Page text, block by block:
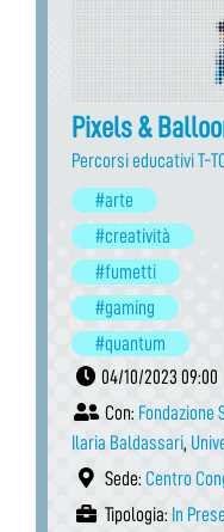
Pixels &
Percorsi educativi T-
#arte
#creatività
#fumetti
#gaming
#quantum
04/10/2023 09:00
Con: Fondazione
Ilaria Baldassari,
Sede: Centro
Tipologia: In